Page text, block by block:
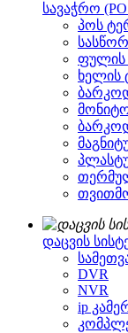
სავაჭრო
პოს
ფულის
ხელის
დაცვის
DVR
NVR
ip